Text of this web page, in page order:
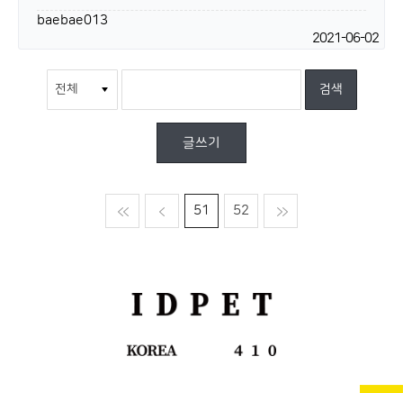
baebae013
2021-06-02
글쓰기
맨처음 이전
51 52